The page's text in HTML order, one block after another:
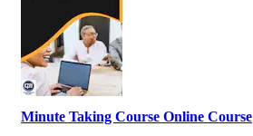
Minute Taking Course Online Course